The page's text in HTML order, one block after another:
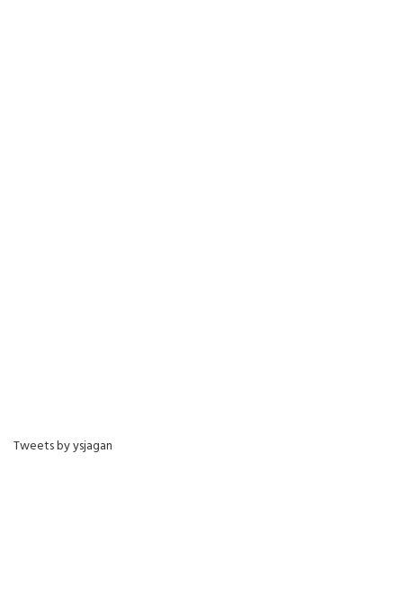
Tweets by ysjagan